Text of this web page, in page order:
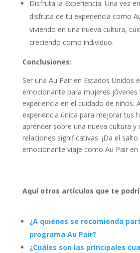
Disfruta la Experiencia: Una vez
disfruta de tu experiencia como
viviendo en una nueva cultura,
creciendo como individuo.
Conclusiones:
Ser una Au Pair en Estados Unidos
emocionante para mujeres jóvenes
experiencia en el cuidado de niños.
experiencia única para mejorar tus
aprender sobre una nueva cultura y
relaciones significativas. ¡Da el
emocionante viaje como Au Pair en
Aquí otros artículos que te
¿A quiénes se recomienda
programa Au Pair?
¿Cuáles son las principales